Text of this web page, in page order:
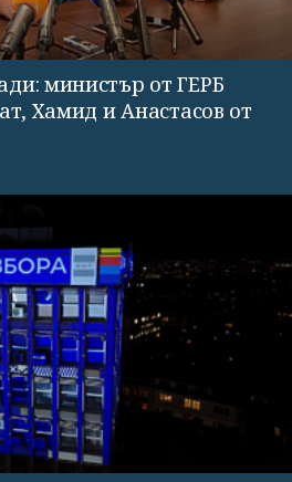
министър от ГЕРБ
Хамид и Анастасов от